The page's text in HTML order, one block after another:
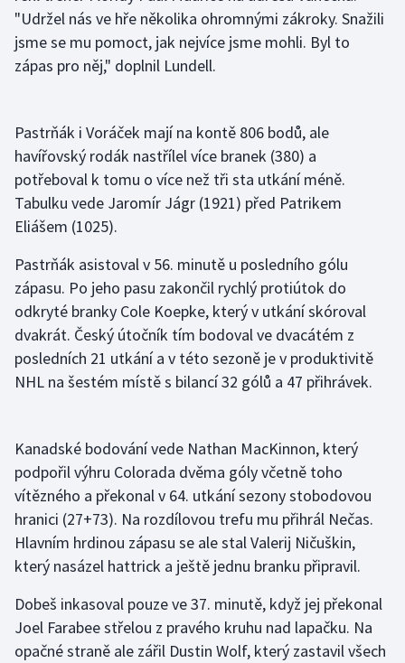
Stolní tenis
Vodní slalom
Volejbal
Ostatní
"Udržel nás ve hře několika ohromnými zákroky. Snažili
jsme se mu pomoct, jak nejvíce jsme mohli. Byl to
zápas pro něj," doplnil Lundell.
Pastrňák i Voráček mají na kontě 806 bodů, ale
havířovský rodák nastřílel více branek (380) a
potřeboval k tomu o více než tři sta utkání méně.
Tabulku vede Jaromír Jágr (1921) před Patrikem
Eliášem (1025).
Pastrňák asistoval v 56. minutě u posledního gólu
zápasu. Po jeho pasu zakončil rychlý protiútok do
odkryté branky Cole Koepke, který v utkání skóroval
dvakrát. Český útočník tím bodoval ve dvacátém z
posledních 21 utkání a v této sezoně je v produktivitě
NHL na šestém místě s bilancí 32 gólů a 47 přihrávek.
Kanadské bodování vede Nathan MacKinnon, který
podpořil výhru Colorada dvěma góly včetně toho
vítězného a překonal v 64. utkání sezony stobodovou
hranici (27+73). Na rozdílovou trefu mu přihrál Nečas.
Hlavním hrdinou zápasu se ale stal Valerij Ničuškin,
který nasázel hattrick a ještě jednu branku připravil.
Dobeš inkasoval pouze ve 37. minutě, když jej překonal
Joel Farabee střelou z pravého kruhu nad lapačku. Na
opačné straně ale zářil Dustin Wolf, který zastavil všech